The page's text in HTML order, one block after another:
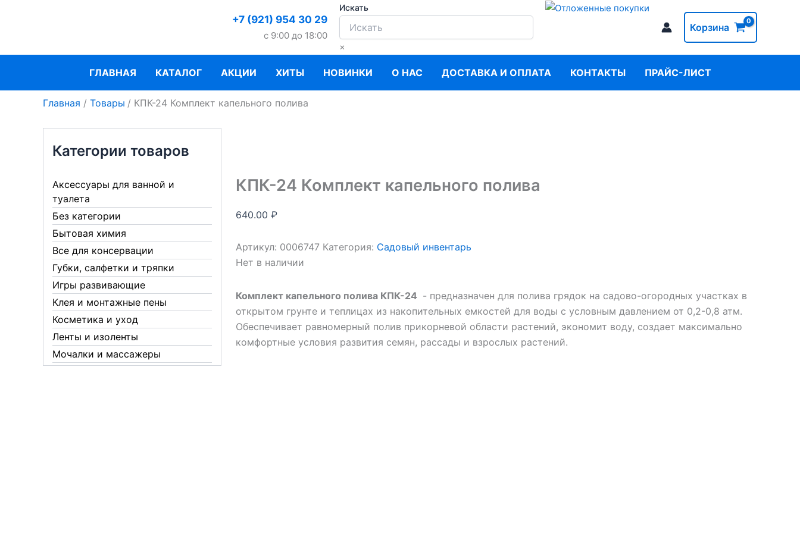
+7 (921) 954 30 29
c 9:00 до 18:00
Искать
×
Корзина
ГЛАВНАЯ КАТАЛОГ АКЦИИ ХИТЫ НОВИНКИ О НАС ДОСТАВКА И ОПЛАТА КОНТАКТЫ ПРАЙС-ЛИСТ
Главная Товары КПК-24 Комплект капельного полива
Категории товаров
Аксессуары для ванной и
туалета
Без категории
Бытовая химия
Все для консервации
Губки, салфетки и тряпки
Игры развивающие
Клея и монтажные пены
Косметика и уход
Ленты и изоленты
Мочалки и массажеры
КПК-24 Комплект капельного полива
640.00 ₽
Артикул: 0006747 Категория: Садовый инвентарь
Нет в наличии
Комплект капельного полива КПК-24 - предназначен для полива грядок на садово-огородных участках в
открытом грунте и теплицах из накопительных емкостей для воды с условным давлением от 0,2-0,8 атм.
Обеспечивает равномерный полив прикорневой области растений, экономит воду, создает максимально
комфортные условия развития семян, рассады и взрослых растений.